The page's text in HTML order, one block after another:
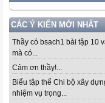
CÁC Ý KIẾN MỚI NHẤT
Thầy có bsach1 bài tập 10
mà có...
Cảm ơn thầy!...
Biểu tập thể Chi bộ xây
nhiệm vụ trọng...